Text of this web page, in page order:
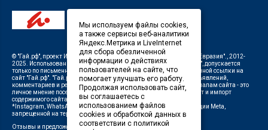
© "Гай.рф" , проект ИП Савин В.В. Служба информации: ООО "ТРК "Евразия".
, 2012-
2025. Использование материалов, размещенных на сайте
"Гай.рф" , допускается
только по письменному разрешению Редакции с указанием активной ссылки на
сайт "Гай.рф" "Гай.рф"
не несет ответственности за содержание объявлений,
комментариев и рекламных материалов. Комментарии к материалам сайта - это
личное мнение посетителей сайта. Любой автоматический экспорт и импорт
содержимого сайта запрещен.
*Instagram, WhatsApp (Ватсап), Facebook (принадлежат корпорации Meta,
запрещенной на территории Российской Федерации)
Отзывы и предложения о работе портала: orsk@orsk.ru
Мы используем файлы cookies,
а также сервисы веб-аналитики
Яндекс.Метрика и LiveInternet
для сбора обезличенной
информации о действиях
пользователей на сайте, что
помогает улучшать его работу.
Продолжая использовать сайт,
вы соглашаетесь с
использованием файлов
cookies и обработкой данных в
соответствии с политикой